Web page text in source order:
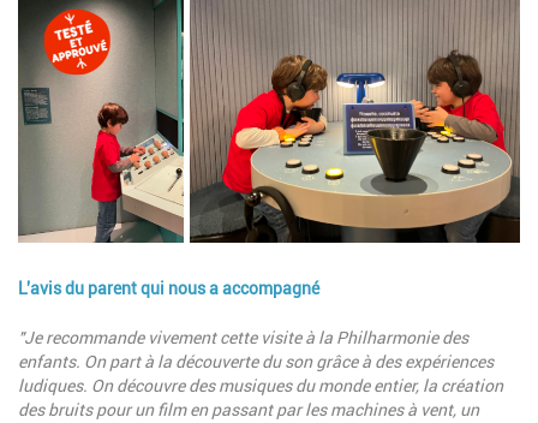
L'avis du parent qui nous a accompagné
Description
"Je recommande vivement cette visite à la Philharmonie des
enfants. On part à la découverte du son grâce à des expériences
ludiques. On découvre des musiques du monde entier, la création
des bruits pour un film en passant par les machines à vent, un